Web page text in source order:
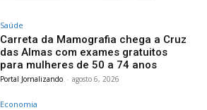
Saúde
Carreta da Mamografia chega a Cruz
das Almas com exames gratuitos
para mulheres de 50 a 74 anos
Portal Jornalizando - agosto 6, 2026
Economia